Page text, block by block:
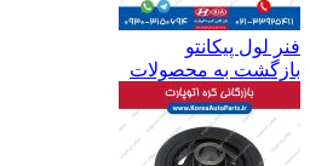
فنر لول پیکانتو
بازگشت به محصولات